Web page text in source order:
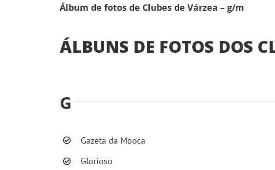
Álbum de fotos de Clubes de Várzea – g/m
ÁLBUNS DE FOTOS DOS
G
Gazeta da Mooca
Glorioso